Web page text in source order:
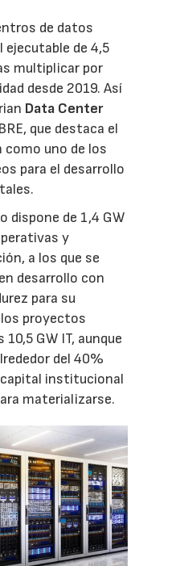
de datos
de 4,5
multiplicar por
desde 2019. Así
Data Center
que destaca el
uno de los
para el desarrollo
dispone de 1,4 GW
y
a los que se
desarrollo con
para su
proyectos
GW IT, aunque
del 40%
institucional
materializarse.